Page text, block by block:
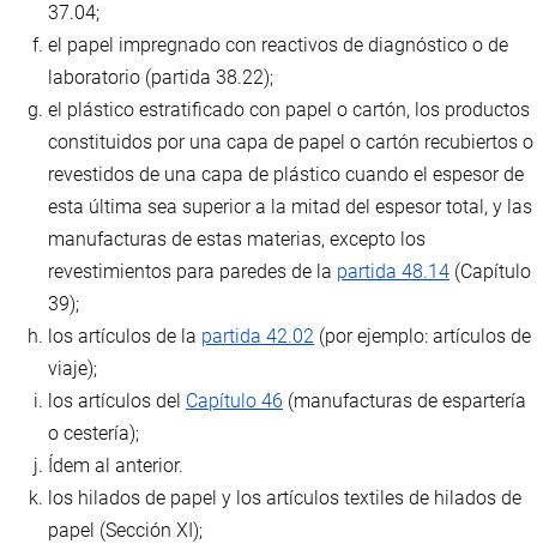
37.04;
el papel impregnado con reactivos de diagnóstico o de
laboratorio (partida 38.22);
el plástico estratificado con papel o cartón, los productos
constituidos por una capa de papel o cartón recubiertos o
revestidos de una capa de plástico cuando el espesor de
esta última sea superior a la mitad del espesor total, y las
manufacturas de estas materias, excepto los
revestimientos para paredes de la partida 48.14 (Capítulo
39);
los artículos de la partida 42.02 (por ejemplo: artículos de
viaje);
los artículos del Capítulo 46 (manufacturas de espartería
o cestería);
Ídem al anterior.
los hilados de papel y los artículos textiles de hilados de
papel (Sección XI);